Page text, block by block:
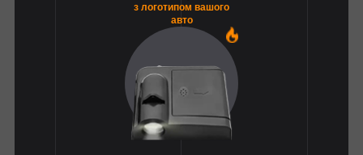
з логотипом вашого
авто